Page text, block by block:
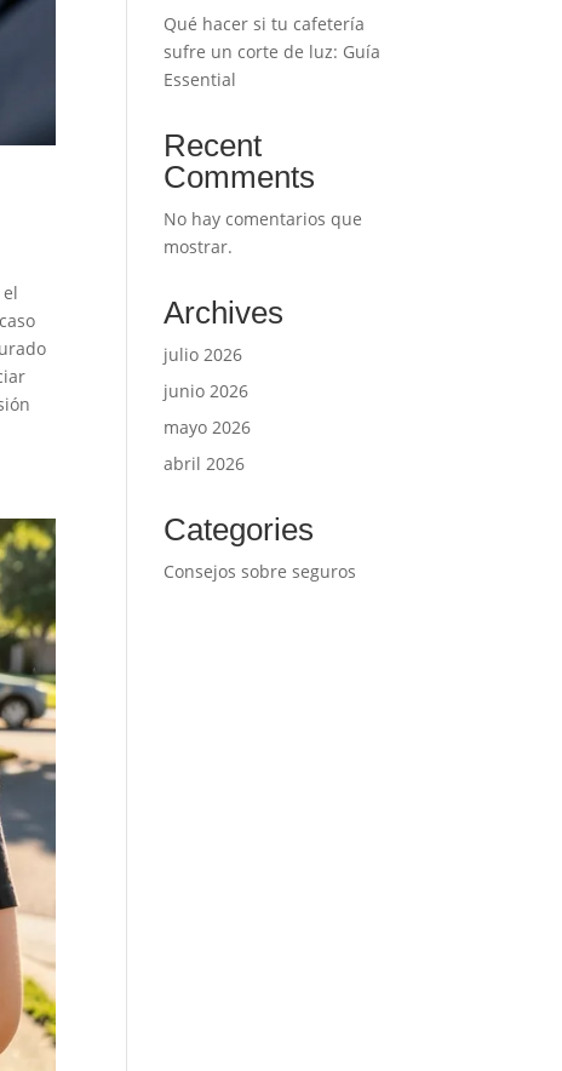
Qué hacer si tu cafetería
sufre un corte de luz: Guía
Essential
Recent
Comments
No hay comentarios que
mostrar.
Archives
julio 2026
junio 2026
mayo 2026
abril 2026
Categories
Consejos sobre seguros